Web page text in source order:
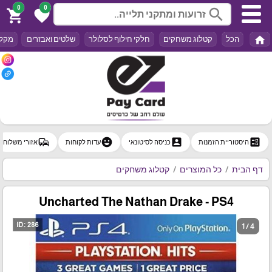
search
0
favorite
0
shopping_cart
home הכל קטלוג משחקים חלקי חילוף לסלולר שלטים ואבזרים
ballot היסטוריית הזמנות account_boxכניסה לסיטונאי emoji_emotionsעדות לקוחות commuteאזורי משלוח
דף הבית כל המוצרים קטלוג משחקים
Uncharted The Nathan Drake - PS4
1 / 4